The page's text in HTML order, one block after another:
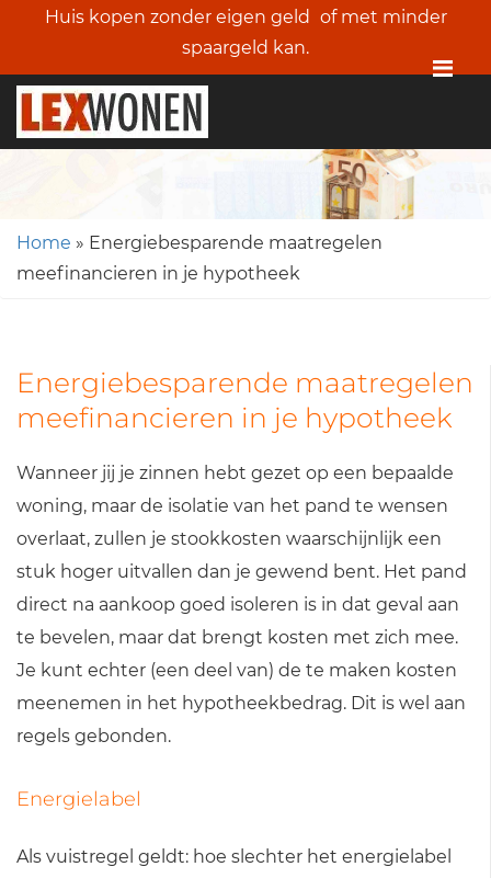
Huis kopen zonder eigen geld of met minder
spaargeld kan.
Home » Energiebesparende maatregelen
meefinancieren in je hypotheek
Energiebesparende maatregelen
meefinancieren in je hypotheek
Wanneer jij je zinnen hebt gezet op een bepaalde
woning, maar de isolatie van het pand te wensen
overlaat, zullen je stookkosten waarschijnlijk een
stuk hoger uitvallen dan je gewend bent. Het pand
direct na aankoop goed isoleren is in dat geval aan
te bevelen, maar dat brengt kosten met zich mee.
Je kunt echter (een deel van) de te maken kosten
meenemen in het hypotheekbedrag. Dit is wel aan
regels gebonden.
Energielabel
Als vuistregel geldt: hoe slechter het energielabel